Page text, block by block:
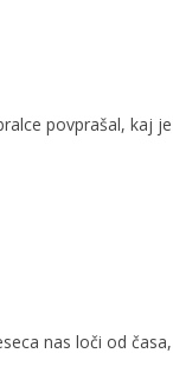
povprašal, kaj
nas loči od